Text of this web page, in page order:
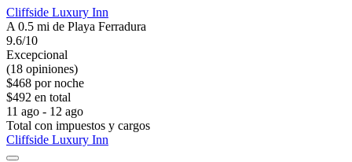
Cliffside Luxury Inn
A 0.5 mi de Playa Ferradura
9.6/10
Excepcional
(18 opiniones)
$468 por noche
$492 en total
11 ago - 12 ago
Total con impuestos y cargos
Cliffside Luxury Inn